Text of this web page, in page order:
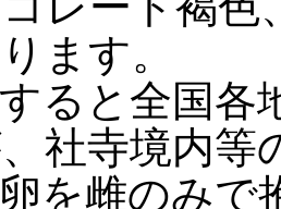
ます。
ると全国各
社寺境内等
を雌のみで